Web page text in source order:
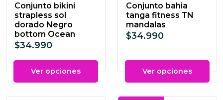
Conjunto bikini
strapless sol
dorado Negro
bottom Ocean
$34.990
Ver opciones
Conjunto bahia
tanga fitness TN
mandalas
$34.990
Ver opciones